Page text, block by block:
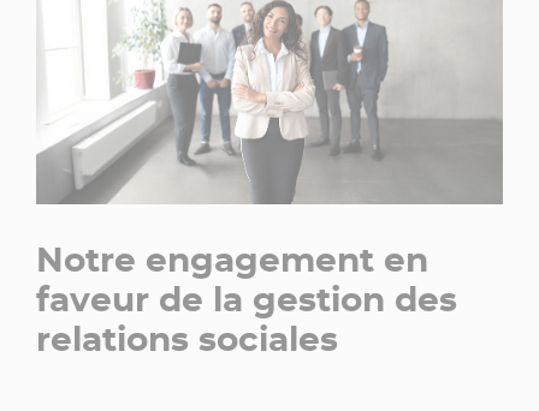
Notre engagement en
faveur de la gestion des
relations sociales